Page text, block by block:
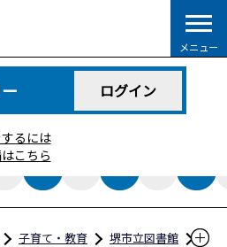
メニュー
ログイン
るには
こちら
子育て・教育
堺市立図書館